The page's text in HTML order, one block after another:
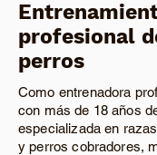
profesional
perros
Como entrenadora
con más de 18 años
especializada en
y perros cobradores,